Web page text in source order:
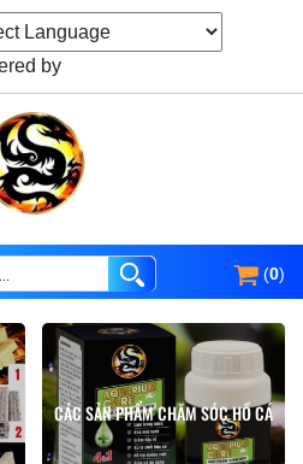
by
(0)
CÁC SẢN PHẨM CHĂM SÓC HỒ CÁ